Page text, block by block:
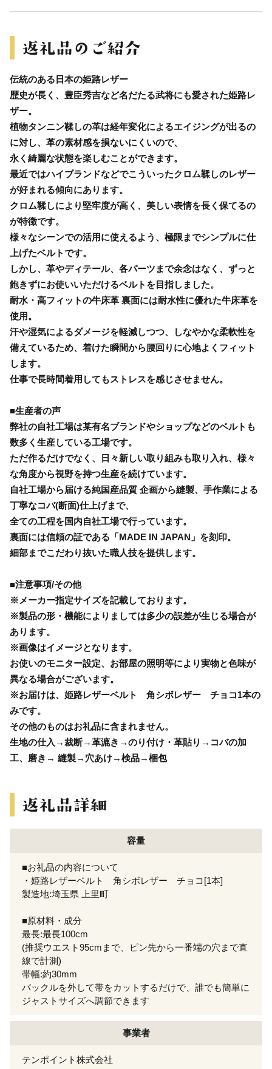
伝統のある日本の姫路レザー
歴史が長く、豊臣秀吉など名だたる武将にも愛された姫路レ
ザー。
植物タンニン鞣しの革は経年変化によるエイジングが出るの
に対し、革の素材感を損ないにくいので、
永く綺麗な状態を楽しむことができます。
最近ではハイブランドなどでこういったクロム鞣しのレザー
が好まれる傾向にあります。
クロム鞣しにより堅牢度が高く、美しい表情を長く保てるの
が特徴です。
様々なシーンでの活用に使えるよう、極限までシンプルに仕
上げたベルトです。
しかし、革やディテール、各パーツまで余念はなく、ずっと
飽きずにお使いいただけるベルトを目指しました。
耐水・高フィットの牛床革 裏面には耐水性に優れた牛床革を
使用。
汗や湿気によるダメージを軽減しつつ、しなやかな柔軟性を
備えているため、着けた瞬間から腰回りに心地よくフィット
します。
仕事で長時間着用してもストレスを感じさせません。
■生産者の声
弊社の自社工場は某有名ブランドやショップなどのベルトも
数多く生産している工場です。
ただ作るだけでなく、日々新しい取り組みも取り入れ、様々
な角度から視野を持つ生産を続けています。
自社工場から届ける純国産品質 企画から縫製、手作業による
丁寧なコバ(断面)仕上げまで、
全ての工程を国内自社工場で行っています。
裏面には信頼の証である「MADE IN JAPAN」を刻印。
細部までこだわり抜いた職人技を提供します。
■注意事項/その他
※メーカー指定サイズを記載しております。
※製品の形・機能によりましては多少の誤差が生じる場合が
あります。
※画像はイメージとなります。
お使いのモニター設定、お部屋の照明等により実物と色味が
異なる場合がございます。
※お届けは、姫路レザーベルト 角シボレザー チョコ1本の
みです。
その他のものはお礼品に含まれません。
生地の仕入→裁断→革漉き→のり付け・革貼り→コバの加
工、磨き→ 縫製→穴あけ→検品→梱包
容量
■お礼品の内容について
・姫路レザーベルト 角シボレザー チョコ[1本]
製造地:埼玉県 上里町
■原材料・成分
最長:最長100cm
(推奨ウエスト95cmまで、ピン先から一番端の穴まで直
線で計測)
帯幅:約30mm
バックルを外して帯をカットするだけで、誰でも簡単に
ジャストサイズへ調節できます
事業者
テンポイント株式会社